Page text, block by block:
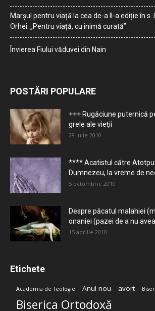
Marșul pentru viață la cea de-a II-a ediție în s.
Orhei: „Pentru viață, cu inimă curată”
Învierea Fiului văduvei din Nain
POSTĂRI POPULARE
+++ Rugăciune puternică
grele ale vieţii
28 iulie 2010
**** Acatistul către
Dumnezeu, la vreme de
5 octombrie 2010
Despre păcatul malahiei
onaniei (pazei de a nu
15 aprilie 2010
Etichete
Academia de Teologie Anul nou avort
Biserica Ortodoxă